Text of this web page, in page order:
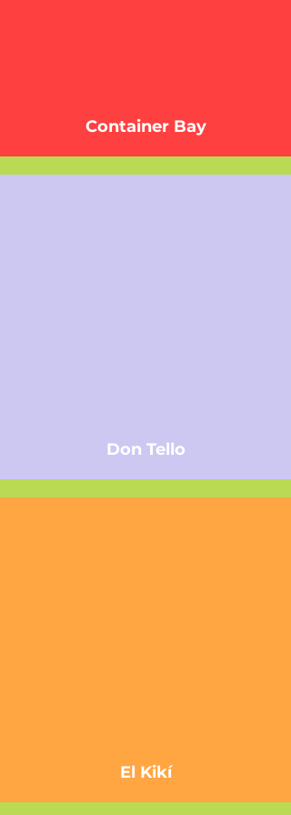
Container Bay
Don Tello
El Kikí